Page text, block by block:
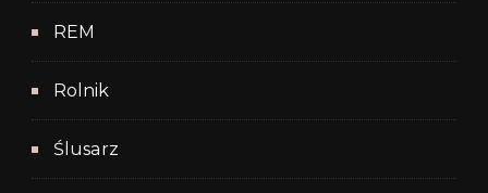
REM
Rolnik
Ślusarz